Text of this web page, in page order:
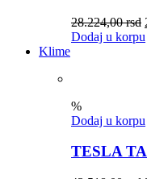
28.224,00rsd
Dodaj u korpu
Klime
%
Dodaj u korpu
TESLA